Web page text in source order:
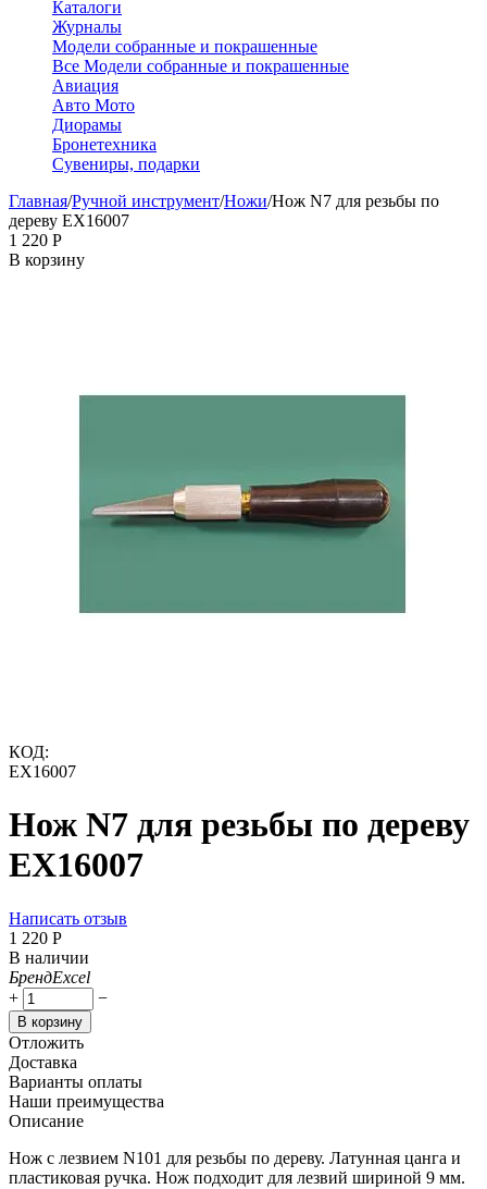
Каталоги
Журналы
Модели собранные и покрашенные
Все Модели собранные и покрашенные
Авиация
Авто Мото
Диорамы
Бронетехника
Сувениры, подарки
Главная/Ручной инструмент/Ножи/Нож N7 для резьбы по
дереву EX16007
1 220 Р
В корзину
КОД:
EX16007
Нож N7 для резьбы по дереву
EX16007
Написать отзыв
1 220 Р
В наличии
БрендExcel
+
−
В корзину
Отложить
Доставка
Варианты оплаты
Наши преимущества
Описание
Нож с лезвием N101 для резьбы по дереву. Латунная цанга и
пластиковая ручка. Нож подходит для лезвий шириной 9 мм.